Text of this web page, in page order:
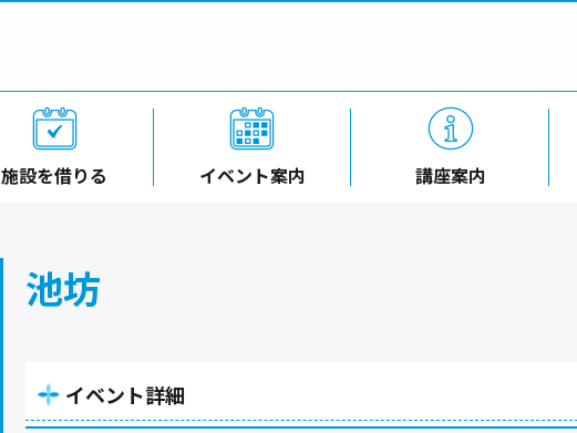
施設を借りる イベント案内 講座案内
池坊
イベント詳細